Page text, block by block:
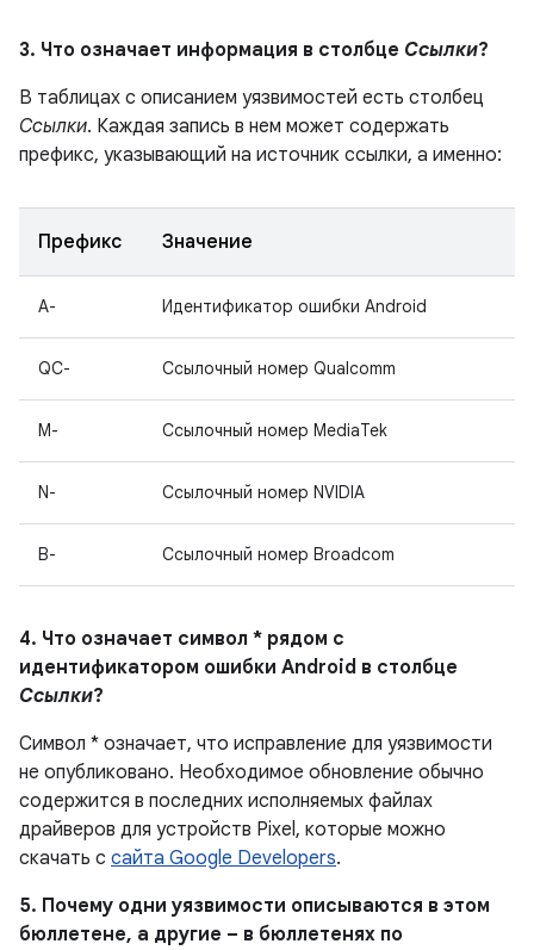
3. Что означает информация в столбце Ссылки?
В таблицах с описанием уязвимостей есть столбец
Ссылки. Каждая запись в нем может содержать
префикс, указывающий на источник ссылки, а именно:
Префикс Значение
A- Идентификатор ошибки Android
QC- Ссылочный номер Qualcomm
M- Ссылочный номер MediaTek
N- Ссылочный номер NVIDIA
B- Ссылочный номер Broadcom
4. Что означает символ * рядом с
идентификатором ошибки Android в столбце
Ссылки?
Символ * означает, что исправление для уязвимости
не опубликовано. Необходимое обновление обычно
содержится в последних исполняемых файлах
драйверов для устройств Pixel, которые можно
скачать с сайта Google Developers.
5. Почему одни уязвимости описываются в этом
бюллетене, а другие – в бюллетенях по